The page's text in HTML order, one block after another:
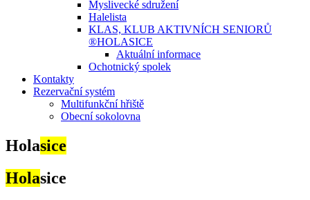
Myslivecké sdružení
Halelista
KLAS, KLUB AKTIVNÍCH SENIORŮ
®HOLASICE
Aktuální informace
Ochotnický spolek
Kontakty
Rezervační systém
Multifunkční hřiště
Obecní sokolovna
Holasice
Holasice